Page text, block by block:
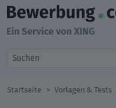
Startseite Vorlagen & Tests